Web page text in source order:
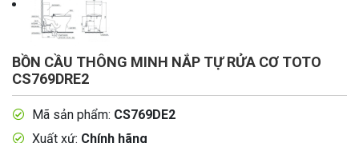
BỒN CẦU THÔNG MINH NẮP TỰ RỬA CƠ TOTO
CS769DRE2
Mã sản phẩm: CS769DE2
Xuất xứ: Chính hãng